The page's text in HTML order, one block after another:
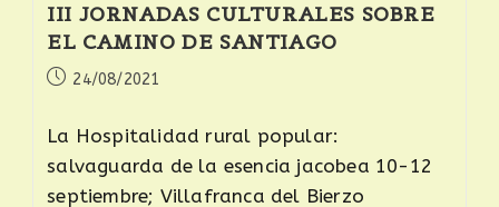
III JORNADAS CULTURALES SOBRE
EL CAMINO DE SANTIAGO
24/08/2021
La Hospitalidad rural popular:
salvaguarda de la esencia jacobea 10-12
septiembre; Villafranca del Bierzo